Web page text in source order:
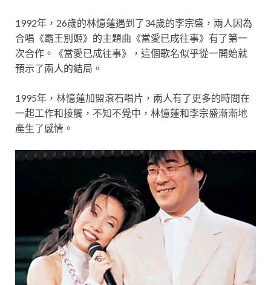
1992年，26歲的林憶蓮遇到了34歲的李宗盛，兩人因為
合唱《霸王別姬》的主題曲《當愛已成往事》有了第一
次合作。《當愛已成往事》，這個歌名似乎從一開始就
預示了兩人的結局。
1995年，林憶蓮加盟滾石唱片，兩人有了更多的時間在
一起工作和接觸，不知不覺中，林憶蓮和李宗盛漸漸地
產生了感情。